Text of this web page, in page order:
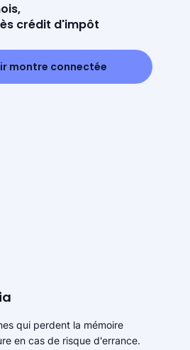
crédit d'impôt
montre connectée
qui perdent la mémoire
en cas de risque d'errance.